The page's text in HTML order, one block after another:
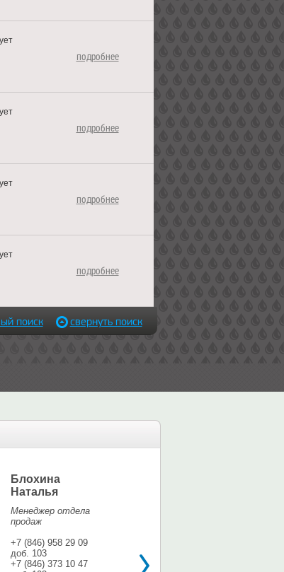
подробнее
подробнее
подробнее
подробнее
поиск свернуть поиск
Блохина
Наталья
Менеджер отдела
продаж
+7 (846) 958 29 09
доб. 103
+7 (846) 373 10 47